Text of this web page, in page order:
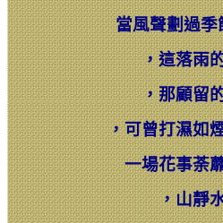
當風聲劃過季
，這落雨
，那顧留
，可曾打濕如
一場花事荼
，山靜